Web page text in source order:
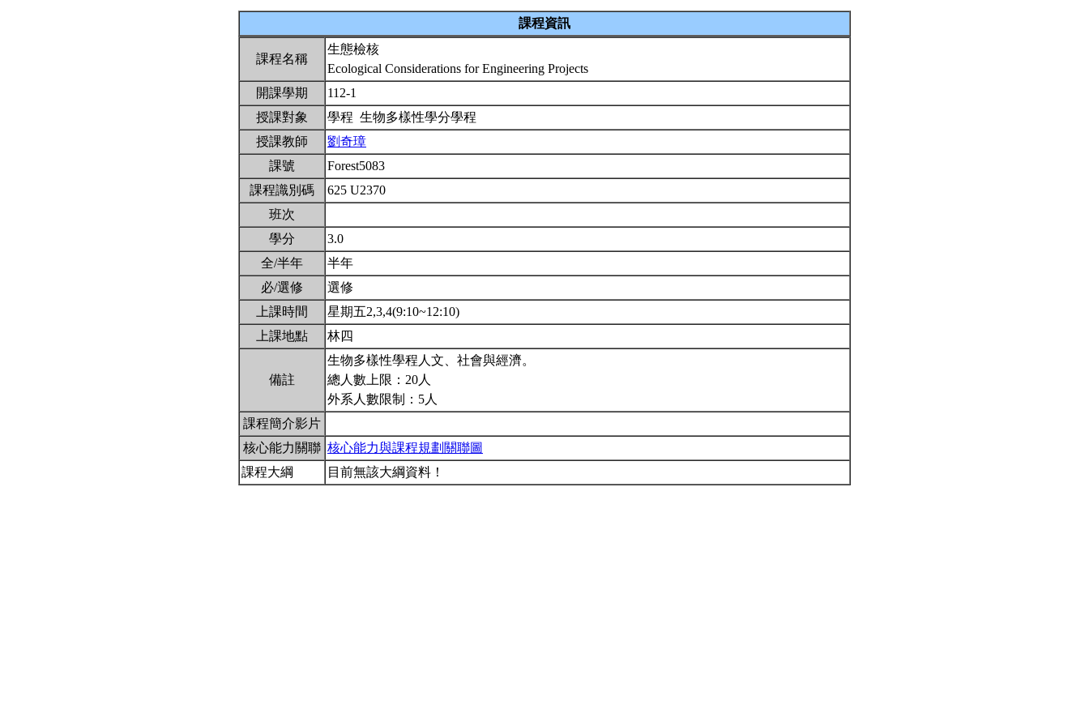
課程資訊
課程名稱
生態檢核
Ecological Considerations for Engineering Projects
開課學期
112-1
授課對象
學程 生物多樣性學分學程
授課教師
劉奇璋
課號
Forest5083
課程識別碼
625 U2370
班次
學分
3.0
全/半年
半年
必/選修
選修
上課時間
星期五2,3,4(9:10~12:10)
上課地點
林四
備註
生物多樣性學程人文、社會與經濟。
總人數上限：20人
外系人數限制：5人
課程簡介影片
核心能力關聯 核心能力與課程規劃關聯圖
課程大綱
目前無該大綱資料！